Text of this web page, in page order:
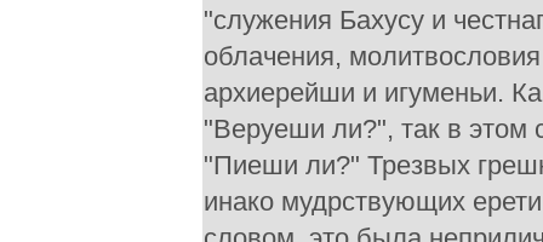
"служения Бахусу и
облачения,
архиерейши и игуменьи.
"Веруеши ли?", так в этом
"Пиеши ли?" Трезвых
инако мудрствующих